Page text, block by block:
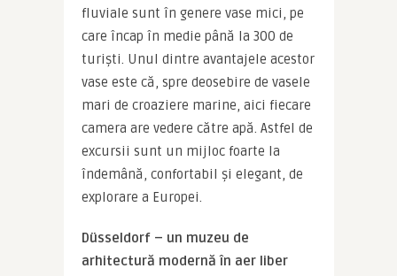
fluviale sunt în genere vase mici, pe
care încap în medie până la 300 de
turiști. Unul dintre avantajele acestor
vase este că, spre deosebire de vasele
mari de croaziere marine, aici fiecare
camera are vedere către apă. Astfel de
excursii sunt un mijloc foarte la
îndemână, confortabil și elegant, de
explorare a Europei.
Düsseldorf – un muzeu de
arhitectură modernă în aer liber